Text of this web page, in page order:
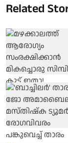
Related